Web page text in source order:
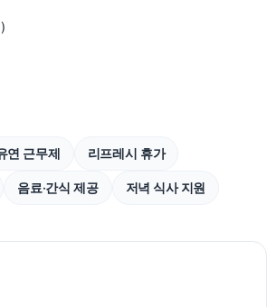
가능
연 근무제 리프레시 휴가
음료·간식 제공 저녁 식사 지원